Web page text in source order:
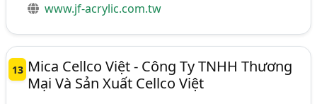
www.jf-acrylic.com.tw
13 Mica Cellco Việt - Công Ty TNHH Thương
Mại Và Sản Xuất Cellco Việt